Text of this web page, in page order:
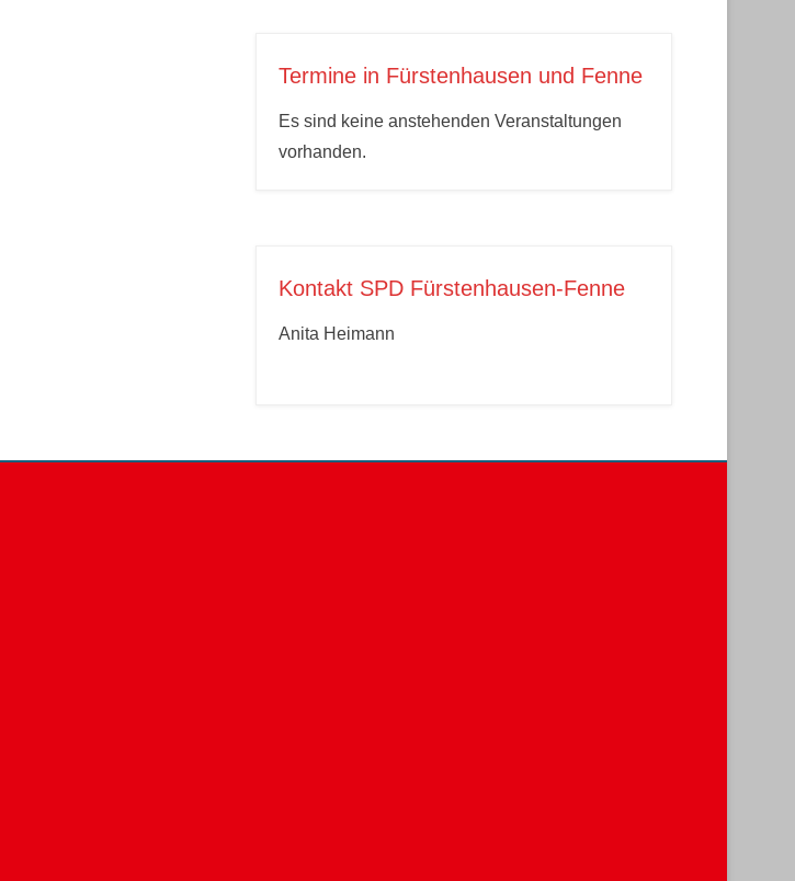
Termine in Fürstenhausen und Fenne
Es sind keine anstehenden Veranstaltungen
vorhanden.
Kontakt SPD Fürstenhausen-Fenne
Anita Heimann